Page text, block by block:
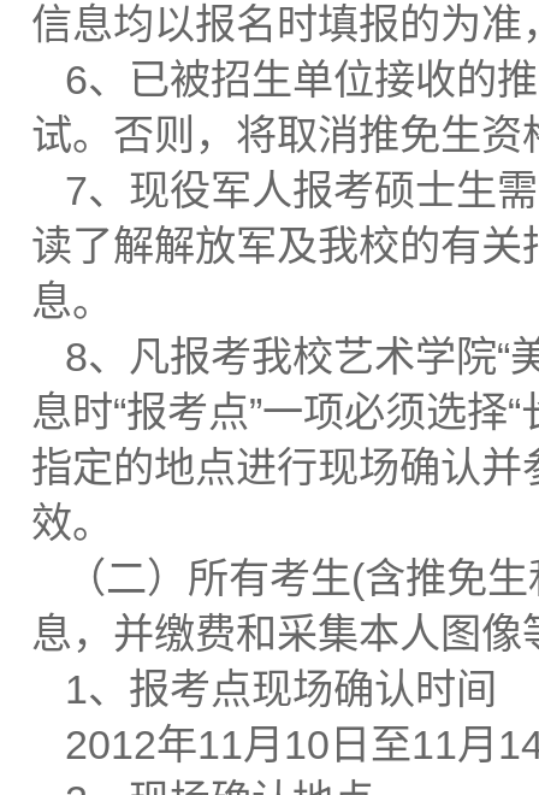
信息均以报名时填报的为准
6、已被招生单位接收的
试。否则，将取消推免生资
7、现役军人报考硕士生
读了解解放军及我校的有
息。
8、凡报考我校艺术学院“
息时“报考点”一项必须选择
指定的地点进行现场确认
效。
（二）所有考生(含推免
息，并缴费和采集本人图
1、报考点现场确认时间
2012年11月10日至11月